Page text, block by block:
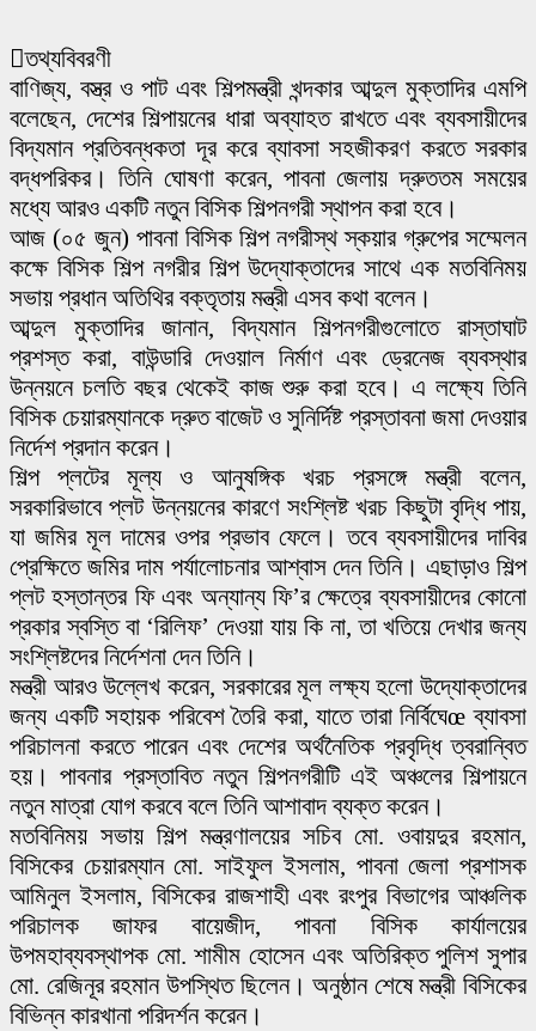
তথ্যবিবরণী
বাণিজ্য, বস্ত্র ও পাট এবং শিল্পমন্ত্রী খন্দকার আব্দুল মুক্তাদির এমপি
বলেছেন, দেশের শিল্পায়নের ধারা অব্যাহত রাখতে এবং ব্যবসায়ীদের
বিদ্যমান প্রতিবন্ধকতা দূর করে ব্যাবসা সহজীকরণ করতে সরকার
বদ্ধপরিকর। তিনি ঘোষণা করেন, পাবনা জেলায় দ্রুততম সময়ের
মধ্যে আরও একটি নতুন বিসিক শিল্পনগরী স্থাপন করা হবে।
আজ (০৫ জুন) পাবনা বিসিক শিল্প নগরীস্থ স্কয়ার গ্রুপের সম্মেলন
কক্ষে বিসিক শিল্প নগরীর শিল্প উদ্যোক্তাদের সাথে এক মতবিনিময়
সভায় প্রধান অতিথির বক্তৃতায় মন্ত্রী এসব কথা বলেন।
আব্দুল মুক্তাদির জানান, বিদ্যমান শিল্পনগরীগুলোতে রাস্তাঘাট
প্রশস্ত করা, বাউন্ডারি দেওয়াল নির্মাণ এবং ড্রেনেজ ব্যবস্থার
উন্নয়নে চলতি বছর থেকেই কাজ শুরু করা হবে। এ লক্ষ্যে তিনি
বিসিক চেয়ারম্যানকে দ্রুত বাজেট ও সুনির্দিষ্ট প্রস্তাবনা জমা দেওয়ার
নির্দেশ প্রদান করেন।
শিল্প প্লটের মূল্য ও আনুষঙ্গিক খরচ প্রসঙ্গে মন্ত্রী বলেন,
সরকারিভাবে প্লট উন্নয়নের কারণে সংশ্লিষ্ট খরচ কিছুটা বৃদ্ধি পায়,
যা জমির মূল দামের ওপর প্রভাব ফেলে। তবে ব্যবসায়ীদের দাবির
প্রেক্ষিতে জমির দাম পর্যালোচনার আশ্বাস দেন তিনি। এছাড়াও শিল্প
প্লট হস্তান্তর ফি এবং অন্যান্য ফি’র ক্ষেত্রে ব্যবসায়ীদের কোনো
প্রকার স্বস্তি বা ‘রিলিফ’ দেওয়া যায় কি না, তা খতিয়ে দেখার জন্য
সংশ্লিষ্টদের নির্দেশনা দেন তিনি।
মন্ত্রী আরও উল্লেখ করেন, সরকারের মূল লক্ষ্য হলো উদ্যোক্তাদের
জন্য একটি সহায়ক পরিবেশ তৈরি করা, যাতে তারা নির্বিঘেœ ব্যাবসা
পরিচালনা করতে পারেন এবং দেশের অর্থনৈতিক প্রবৃদ্ধি ত্বরান্বিত
হয়। পাবনার প্রস্তাবিত নতুন শিল্পনগরীটি এই অঞ্চলের শিল্পায়নে
নতুন মাত্রা যোগ করবে বলে তিনি আশাবাদ ব্যক্ত করেন।
মতবিনিময় সভায় শিল্প মন্ত্রণালয়ের সচিব মো. ওবায়দুর রহমান,
বিসিকের চেয়ারম্যান মো. সাইফুল ইসলাম, পাবনা জেলা প্রশাসক
আমিনুল ইসলাম, বিসিকের রাজশাহী এবং রংপুর বিভাগের আঞ্চলিক
পরিচালক জাফর বায়েজীদ, পাবনা বিসিক কার্যালয়ের
উপমহাব্যবস্থাপক মো. শামীম হোসেন এবং অতিরিক্ত পুলিশ সুপার
মো. রেজিনূর রহমান উপস্থিত ছিলেন। অনুষ্ঠান শেষে মন্ত্রী বিসিকের
বিভিন্ন কারখানা পরিদর্শন করেন।